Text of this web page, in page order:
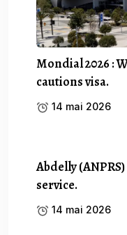
Mondial 2026 :
cautions visa.
14 mai 2026
Abdelly
service.
14 mai 2026